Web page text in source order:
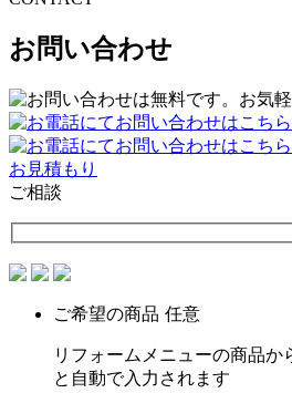
お問い合わせ
お見積もり
ご相談
ご希望の商品 任意
リフォームメニューの商品か
と自動で入力されます